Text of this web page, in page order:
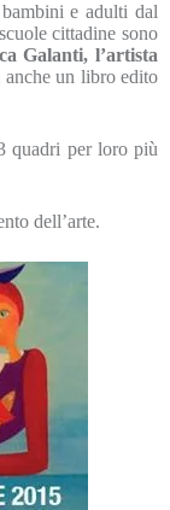
e adulti dal
cittadine sono
Galanti, l’artista
anche un libro edito
quadri per loro più
dell’arte.